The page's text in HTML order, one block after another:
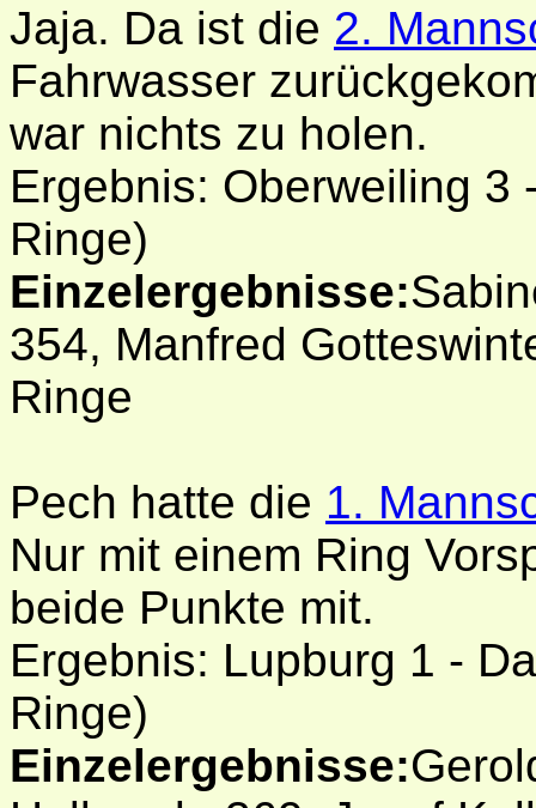
Jaja. Da ist die 2.
Fahrwasser
war nichts zu holen.
Ergebnis: Oberweiling 3
Ringe)
Einzelergebnisse:
354, Manfred
Ringe
Pech hatte die 1.
Nur mit einem Ring
beide Punkte mit.
Ergebnis: Lupburg 1 -
Ringe)
Einzelergebnisse: